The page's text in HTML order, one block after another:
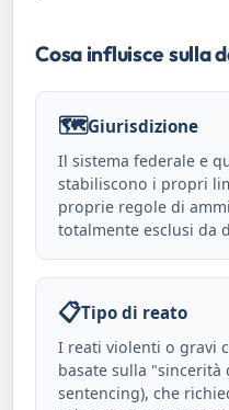
Cosa influisce sulla
🗺️Giurisdizione
Il sistema federale e
stabiliscono i propri
proprie regole di
totalmente esclusi da
📋Tipo di reato
I reati violenti o gravi
basate sulla
sentencing), che